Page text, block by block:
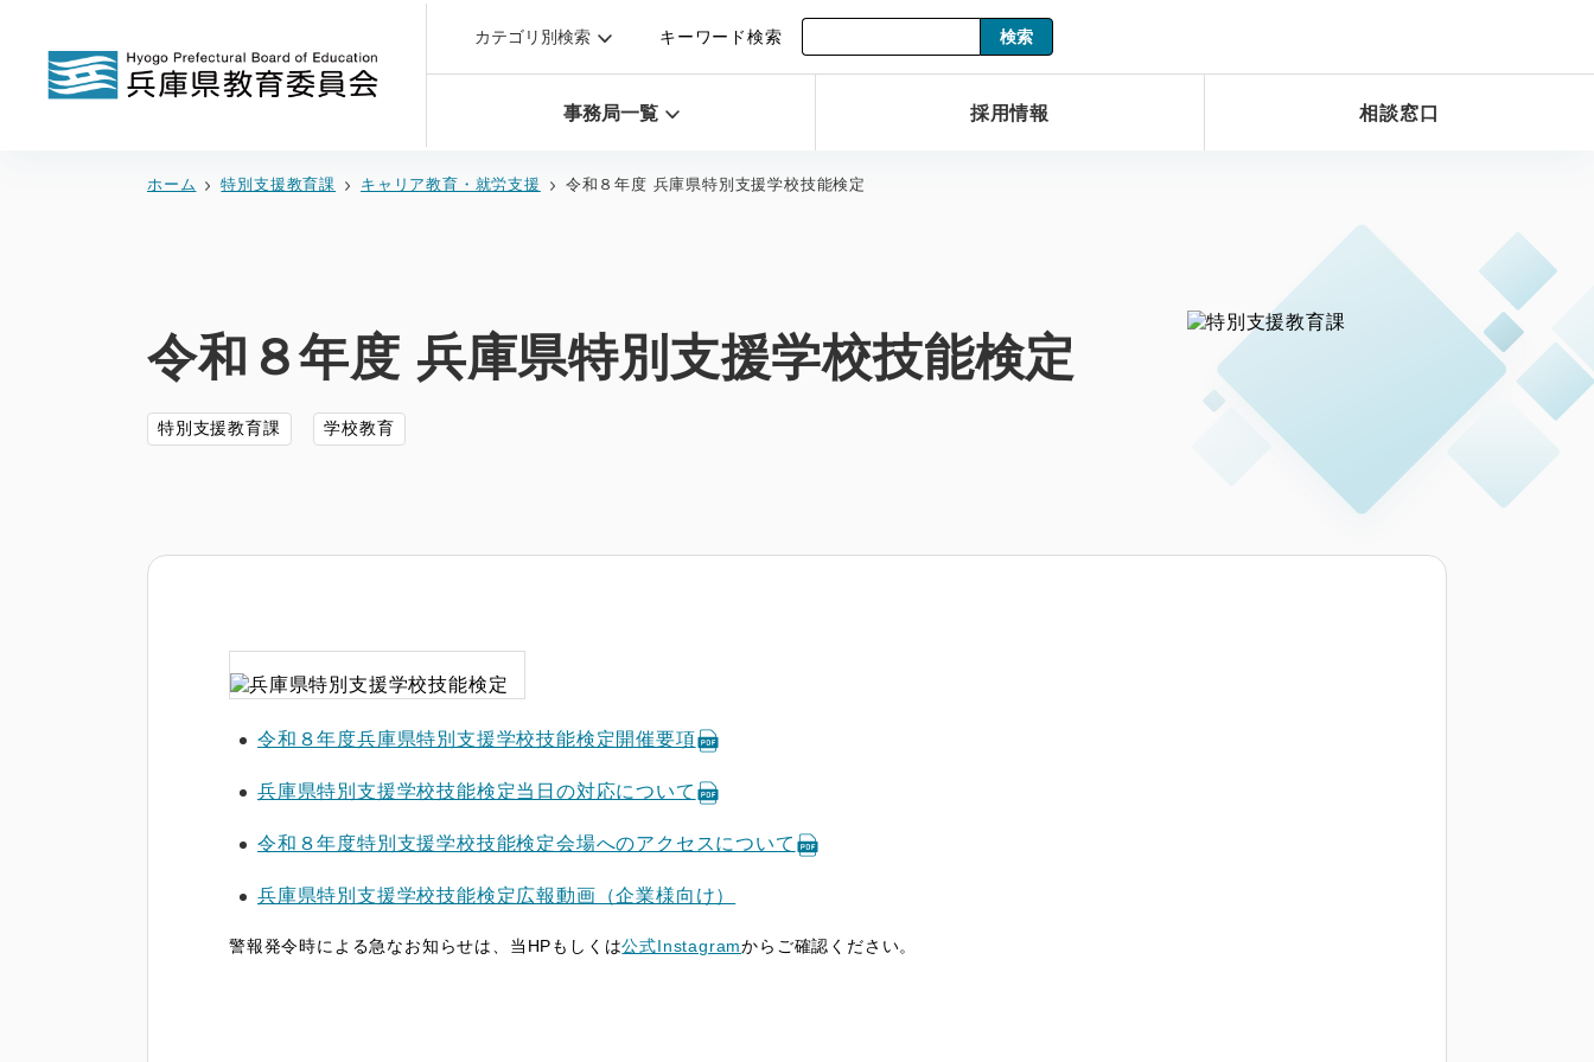
カテゴリ別検索 キーワード検索
事務局一覧 採用情報 相談窓口
ホーム 特別支援教育課 キャリア教育・就労支援 令和８年度 兵庫県特別支援学校技能検定
令和８年度 兵庫県特別支援学校技能検定
特別支援教育課 学校教育
令和８年度兵庫県特別支援学校技能検定開催要項
兵庫県特別支援学校技能検定当日の対応について
令和８年度特別支援学校技能検定会場へのアクセスについて
兵庫県特別支援学校技能検定広報動画（企業様向け）
警報発令時による急なお知らせは、当HPもしくは公式Instagramからご確認ください。